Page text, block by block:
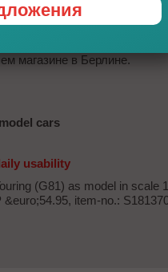
магазине в Берлине.
cars
usability
(G81) as model in scale
&euro;54.95, item-no.: